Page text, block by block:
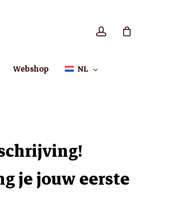
Webshop NL
je jouw eerste